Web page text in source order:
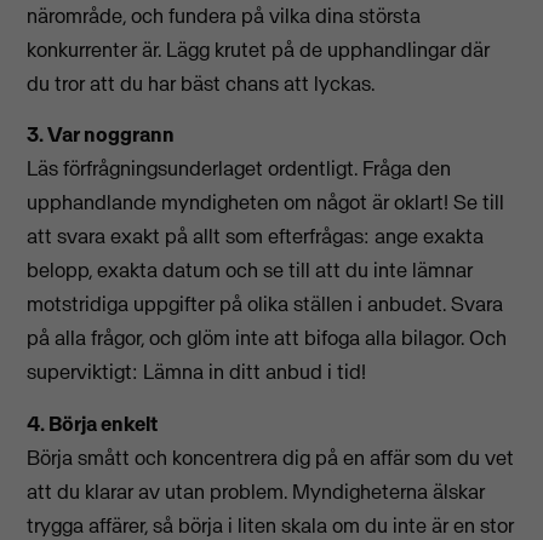
närområde, och fundera på vilka dina största
konkurrenter är. Lägg krutet på de upphandlingar där
du tror att du har bäst chans att lyckas.
3. Var noggrann
Läs förfrågningsunderlaget ordentligt. Fråga den
upphandlande myndigheten om något är oklart! Se till
att svara exakt på allt som efterfrågas: ange exakta
belopp, exakta datum och se till att du inte lämnar
motstridiga uppgifter på olika ställen i anbudet. Svara
på alla frågor, och glöm inte att bifoga alla bilagor. Och
superviktigt: Lämna in ditt anbud i tid!
4. Börja enkelt
Börja smått och koncentrera dig på en affär som du vet
att du klarar av utan problem. Myndigheterna älskar
trygga affärer, så börja i liten skala om du inte är en stor